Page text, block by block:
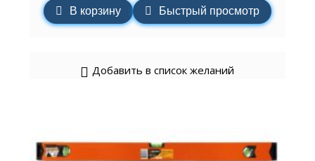
В корзину Быстрый просмотр
Добавить в список желаний